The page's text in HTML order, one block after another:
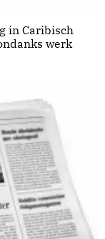
in Caribisch
werk